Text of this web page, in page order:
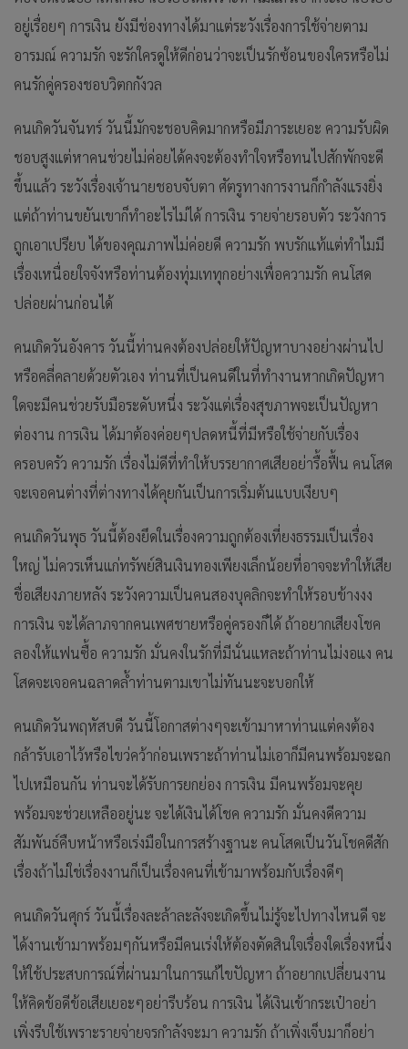
อยู่เรื่อยๆ การเงิน ยังมีช่องทางได้มาแต่ระวังเรื่องการใช้จ่ายตาม
อารมณ์ ความรัก จะรักใครดูให้ดีก่อนว่าจะเป็นรักซ้อนของใครหรือไม่
คนรักคู่ครองชอบวิตกกังวล
คนเกิดวันจันทร์ วันนี้มักจะชอบคิดมากหรือมีภาระเยอะ ความรับผิด
ชอบสูงแต่หาคนช่วยไม่ค่อยได้คงจะต้องทำใจหรือทนไปสักพักจะดี
ขึ้นแล้ว ระวังเรื่องเจ้านายชอบจับตา ศัตรูทางการงานก็กำลังแรงยิ่ง
แต่ถ้าท่านขยันเขาก็ทำอะไรไม่ได้ การเงิน รายจ่ายรอบตัว ระวังการ
ถูกเอาเปรียบ ได้ของคุณภาพไม่ค่อยดี ความรัก พบรักแท้แต่ทำไมมี
เรื่องเหนื่อยใจจังหรือท่านต้องทุ่มเททุกอย่างเพื่อความรัก คนโสด
ปล่อยผ่านก่อนได้
คนเกิดวันอังคาร วันนี้ท่านคงต้องปล่อยให้ปัญหาบางอย่างผ่านไป
หรือคลี่คลายด้วยตัวเอง ท่านที่เป็นคนดีในที่ทำงานหากเกิดปัญหา
ใดจะมีคนช่วยรับมือระดับหนึ่ง ระวังแต่เรื่องสุขภาพจะเป็นปัญหา
ต่องาน การเงิน ได้มาต้องค่อยๆปลดหนี้ที่มีหรือใช้จ่ายกับเรื่อง
ครอบครัว ความรัก เรื่องไม่ดีที่ทำให้บรรยากาศเสียอย่ารื้อฟื้น คนโสด
จะเจอคนต่างที่ต่างทางได้คุยกันเป็นการเริ่มต้นแบบเงียบๆ
คนเกิดวันพุธ วันนี้ต้องยึดในเรื่องความถูกต้องเที่ยงธรรมเป็นเรื่อง
ใหญ่ ไม่ควรเห็นแก่ทรัพย์สินเงินทองเพียงเล็กน้อยที่อาจจะทำให้เสีย
ชื่อเสียงภายหลัง ระวังความเป็นคนสองบุคลิกจะทำให้รอบข้างงง
การเงิน จะได้ลาภจากคนเพศชายหรือคู่ครองก็ได้ ถ้าอยากเสียงโชค
ลองให้แฟนซื้อ ความรัก มั่นคงในรักที่มีนั่นแหละถ้าท่านไม่งอแง คน
โสดจะเจอคนฉลาดล้ำท่านตามเขาไม่ทันนะจะบอกให้
คนเกิดวันพฤหัสบดี วันนี้โอกาสต่างๆจะเข้ามาหาท่านแต่คงต้อง
กล้ารับเอาไว้หรือไขว่คว้าก่อนเพราะถ้าท่านไม่เอาก็มีคนพร้อมจะฉก
ไปเหมือนกัน ท่านจะได้รับการยกย่อง การเงิน มีคนพร้อมจะคุย
พร้อมจะช่วยเหลืออยู่นะ จะได้เงินได้โชค ความรัก มั่นคงดีความ
สัมพันธ์คืบหน้าหรือเร่งมือในการสร้างฐานะ คนโสดเป็นวันโชคดีสัก
เรื่องถ้าไม่ใช่เรื่องงานก็เป็นเรื่องคนที่เข้ามาพร้อมกับเรื่องดีๆ
คนเกิดวันศุกร์ วันนี้เรื่องละล้าละลังจะเกิดขึ้นไม่รู้จะไปทางไหนดี จะ
ได้งานเข้ามาพร้อมๆกันหรือมีคนเร่งให้ต้องตัดสินใจเรื่องใดเรื่องหนึ่ง
ให้ใช้ประสบการณ์ที่ผ่านมาในการแก้ไขปัญหา ถ้าอยากเปลี่ยนงาน
ให้คิดข้อดีข้อเสียเยอะๆอย่ารีบร้อน การเงิน ได้เงินเข้ากระเป๋าอย่า
เพิ่งรีบใช้เพราะรายจ่ายจรกำลังจะมา ความรัก ถ้าเพิ่งเจ็บมาก็อย่า